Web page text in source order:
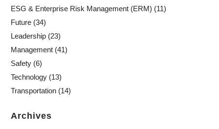
ESG & Enterprise Risk Management (ERM) (11)
Future(34)
Leadership(23)
Management(41)
Safety(6)
Technology(13)
Transportation(14)
Archives